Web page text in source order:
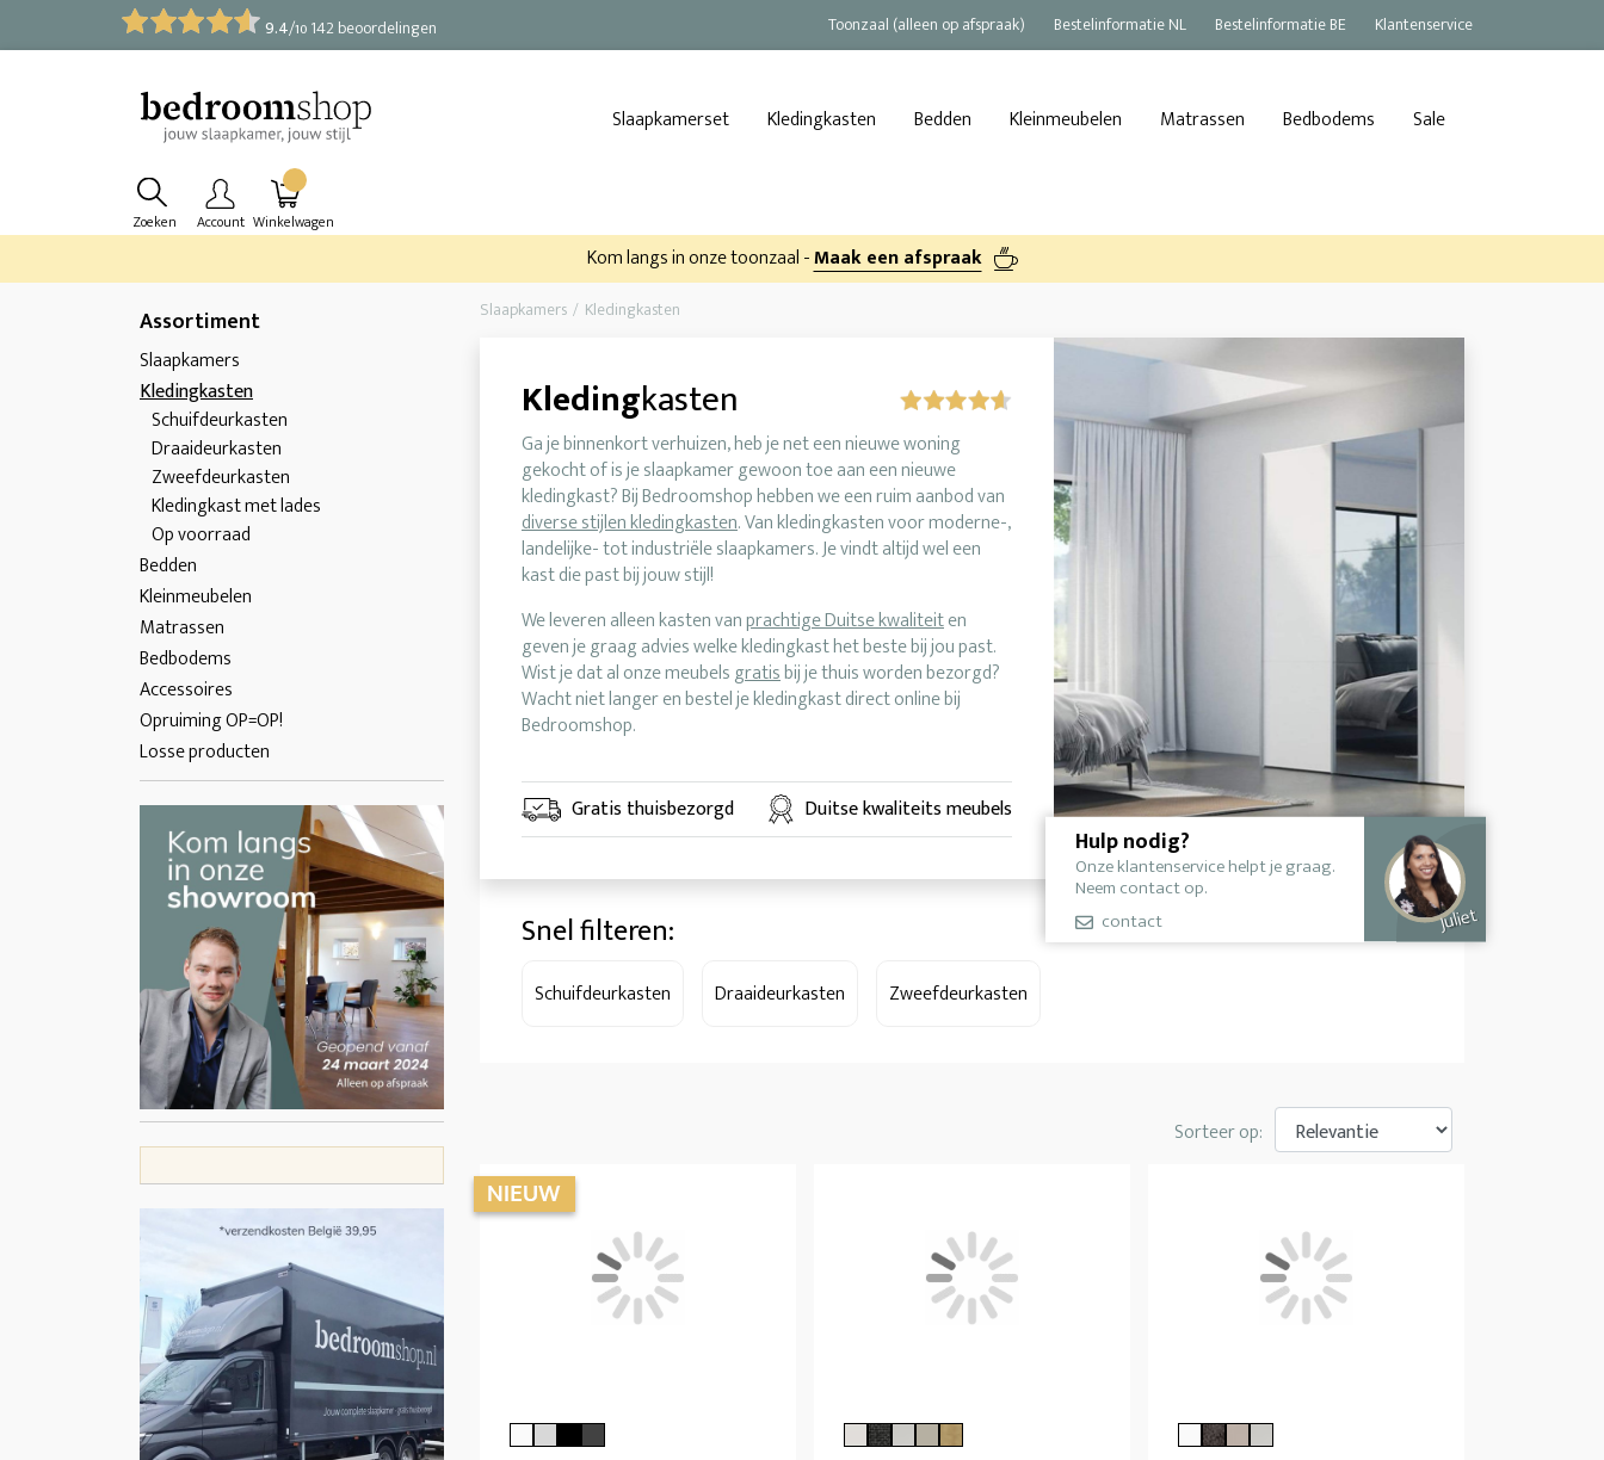
9.4/10 142 beoordelingen Toonzaal (alleen op afspraak) Bestelinformatie NL Bestelinformatie BE Klantenservice
Slaapkamerset Kledingkasten Bedden Kleinmeubelen Matrassen Bedbodems Sale
Zoeken Account Winkelwagen
Kom langs in onze toonzaal -Maak een afspraak
Assortiment
Slaapkamers
Kledingkasten
Schuifdeurkasten
Draaideurkasten
Zweefdeurkasten
Kledingkast met lades
Op voorraad
Bedden
Kleinmeubelen
Matrassen
Bedbodems
Accessoires
Opruiming OP=OP!
Losse producten
Slaapkamers Kledingkasten
Kledingkasten
Ga je binnenkort verhuizen, heb je net een nieuwe woning
gekocht of is je slaapkamer gewoon toe aan een nieuwe
kledingkast? Bij Bedroomshop hebben we een ruim aanbod van
diverse stijlen kledingkasten. Van kledingkasten voor moderne-,
landelijke- tot industriële slaapkamers. Je vindt altijd wel een
kast die past bij jouw stijl!
We leveren alleen kasten vanprachtige Duitse kwaliteiten
geven je graag advies welke kledingkast het beste bij jou past.
Wist je dat al onze meubelsgratisbij je thuis worden bezorgd?
Wacht niet langer en bestel je kledingkast direct online bij
Bedroomshop.
Gratis thuisbezorgd Duitse kwaliteits meubels
Hulp nodig?
Onze klantenservice helpt je graag.
Neem contact op.
contact
Juliet
Snel filteren:
Schuifdeurkasten Draaideurkasten Zweefdeurkasten
Sorteer op: